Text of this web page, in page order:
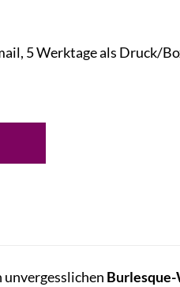
5 Werktage als Druck/
unvergesslichen